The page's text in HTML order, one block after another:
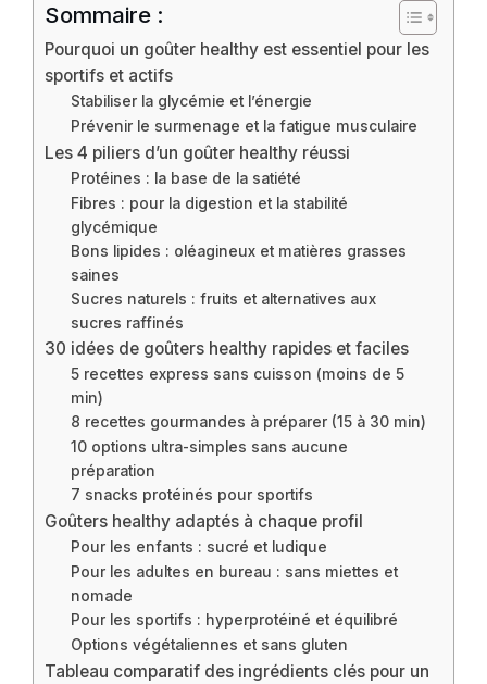
Sommaire :
Pourquoi un goûter healthy est essentiel pour les
sportifs et actifs
Stabiliser la glycémie et l’énergie
Prévenir le surmenage et la fatigue musculaire
Les 4 piliers d’un goûter healthy réussi
Protéines : la base de la satiété
Fibres : pour la digestion et la stabilité
glycémique
Bons lipides : oléagineux et matières grasses
saines
Sucres naturels : fruits et alternatives aux
sucres raffinés
30 idées de goûters healthy rapides et faciles
5 recettes express sans cuisson (moins de 5
min)
8 recettes gourmandes à préparer (15 à 30 min)
10 options ultra-simples sans aucune
préparation
7 snacks protéinés pour sportifs
Goûters healthy adaptés à chaque profil
Pour les enfants : sucré et ludique
Pour les adultes en bureau : sans miettes et
nomade
Pour les sportifs : hyperprotéiné et équilibré
Options végétaliennes et sans gluten
Tableau comparatif des ingrédients clés pour un